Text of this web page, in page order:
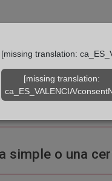
un Registro de
simple o una
[missing translation:
[missing translation:
ca_ES_VALENCIA/